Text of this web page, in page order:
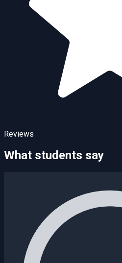
Reviews
What students say